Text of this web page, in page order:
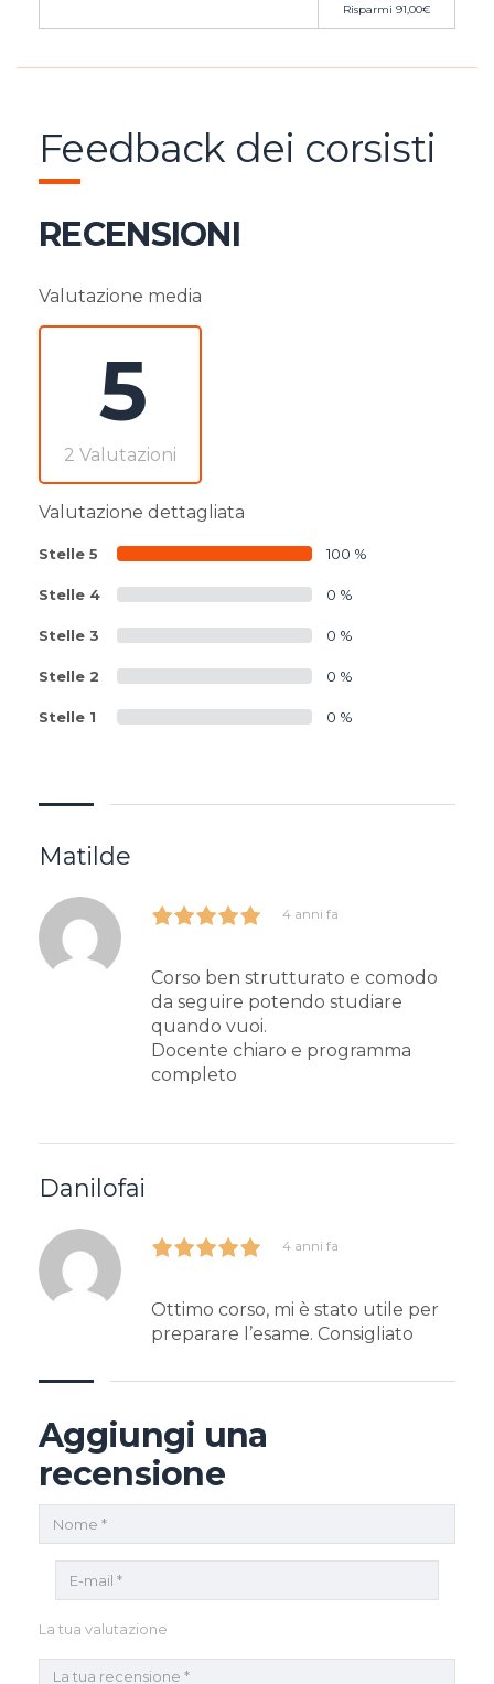
Risparmi 91,00€
Feedback dei corsisti
RECENSIONI
Valutazione media
5
2 Valutazioni
Valutazione dettagliata
Stelle 5 100 %
Stelle 4 0 %
Stelle 3 0 %
Stelle 2 0 %
Stelle 1 0 %
Matilde
4 anni fa
Corso ben strutturato e comodo
da seguire potendo studiare
quando vuoi.
Docente chiaro e programma
completo
Danilofai
4 anni fa
Ottimo corso, mi è stato utile per
preparare l’esame. Consigliato
Aggiungi una
recensione
La tua valutazione